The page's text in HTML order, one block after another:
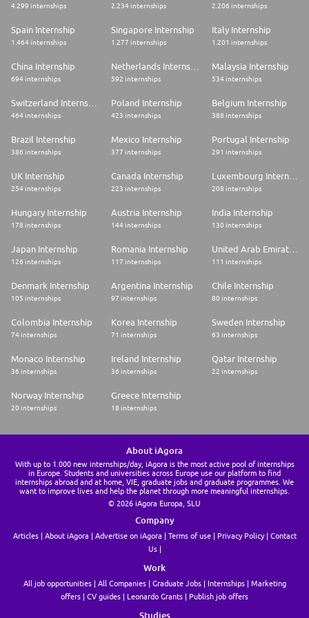
@teva_deutschland
Wir versprechen dir: Gleiche Chancen für alle.
Das ist unser Equal Employment - Versprechen: Teva fördert die
berufliche Chancengleichheit. Gleichheit bedeutet für uns, alle
oder nationalem Hintergrund, sexueller Orientierung,
Geschlechtsidentität, Religion oder Glauben, körperlichen Fähigkeiten
Erbanlagen oder anderen, landesspezifisch relevanten geschützten
Merkmalen gleich zu behandeln
4.299 internships 2.234 internships 2.206 internships
Spain Internship
1.464 internships
Singapore Internship
1.277 internships
Italy Internship
1.201 internships
China Internship
694 internships 592 internships
Malaysia Internship
534 internships
464 internships
Poland Internship
423 internships
Belgium Internship
388 internships
Brazil Internship
386 internships
Mexico Internship
377 internships
Portugal Internship
291 internships
UK Internship
254 internships
Canada Internship
223 internships
Luxembourg Internship
208 internships
Hungary Internship
178 internships
Austria Internship
144 internships
India Internship
130 internships
Japan Internship
126 internships
Romania Internship
117 internships
United Arab Emirates Internship
111 internships
Denmark Internship
105 internships
Argentina Internship
97 internships
Chile Internship
80 internships
Colombia Internship
74 internships
Korea Internship
71 internships
Sweden Internship
63 internships
Monaco Internship
36 internships
Ireland Internship
36 internships
Qatar Internship
22 internships
Norway Internship
20 internships
Greece Internship
18 internships
About iAgora
With up to 1.000 new internships/day, iAgora is the most active pool of internships
in Europe. Students and universities across Europe use our platform to find
internships abroad and at home, VIE, graduate jobs and graduate programmes. We
want to improve lives and help the planet through more meaningful internships.
© 2026 iAgora Europa, SLU
Company
Articles About iAgora Advertise on iAgora Terms of use Privacy Policy
Contact
Us
Work
All job opportunities All Companies Graduate Jobs Internships
Marketing
offers
CV guides Leonardo Grants Publish job offers
Studies